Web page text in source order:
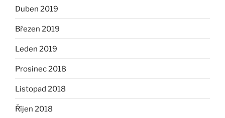
Duben 2019
Březen 2019
Leden 2019
Prosinec 2018
Listopad 2018
Říjen 2018